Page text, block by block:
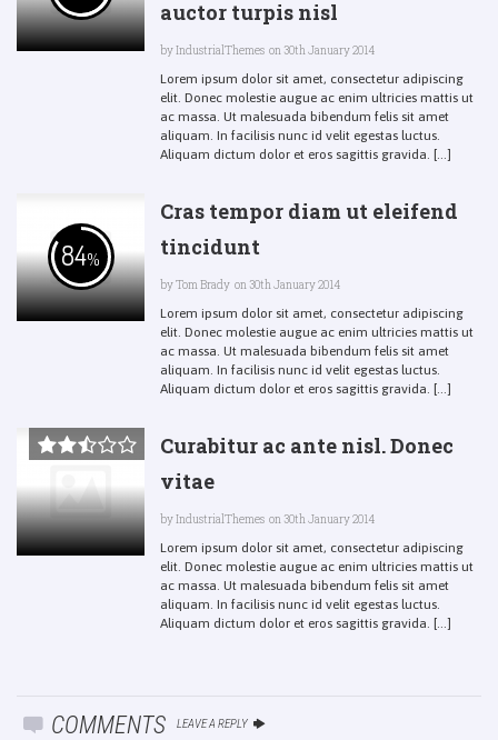
auctor turpis nisl
byIndustrialThemes on 30th January 2014
Lorem ipsum dolor sit amet, consectetur adipiscing
elit. Donec molestie augue ac enim ultricies mattis ut
ac massa. Ut malesuada bibendum felis sit amet
aliquam. In facilisis nunc id velit egestas luctus.
Aliquam dictum dolor et eros sagittis gravida. [...]
84%
Cras tempor diam ut eleifend
tincidunt
byTom Brady on 30th January 2014
Lorem ipsum dolor sit amet, consectetur adipiscing
elit. Donec molestie augue ac enim ultricies mattis ut
ac massa. Ut malesuada bibendum felis sit amet
aliquam. In facilisis nunc id velit egestas luctus.
Aliquam dictum dolor et eros sagittis gravida. [...]
Curabitur ac ante nisl. Donec
vitae
byIndustrialThemes on 30th January 2014
Lorem ipsum dolor sit amet, consectetur adipiscing
elit. Donec molestie augue ac enim ultricies mattis ut
ac massa. Ut malesuada bibendum felis sit amet
aliquam. In facilisis nunc id velit egestas luctus.
Aliquam dictum dolor et eros sagittis gravida. [...]
COMMENTS LEAVE A REPLY